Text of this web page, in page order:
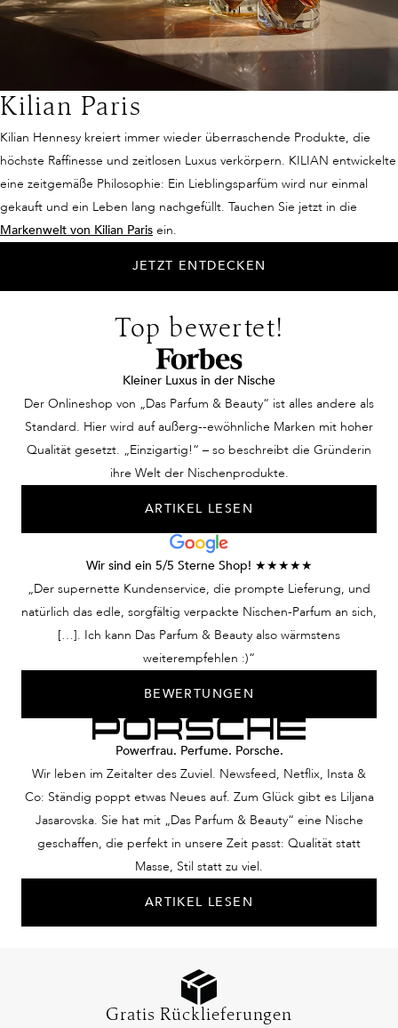
Kilian Paris
Kilian Hennesy kreiert immer wieder überraschende Produkte, die
höchste Raffinesse und zeitlosen Luxus verkörpern. KILIAN entwickelte
eine zeitgemäße Philosophie: Ein Lieblingsparfüm wird nur einmal
gekauft und ein Leben lang nachgefüllt. Tauchen Sie jetzt in die
Markenwelt von Kilian Paris ein.
JETZT ENTDECKEN
Top bewertet!
Kleiner Luxus in der Nische
Der Onlineshop von „Das Parfum & Beauty“ ist alles andere als
Standard. Hier wird auf außerg--ewöhnliche Marken mit hoher
Qualität gesetzt. „Einzigartig!“ – so beschreibt die Gründerin
ihre Welt der Nischenprodukte.
ARTIKEL LESEN
Wir sind ein 5/5 Sterne Shop! ★★★★★
„Der supernette Kundenservice, die prompte Lieferung, und
natürlich das edle, sorgfältig verpackte Nischen-Parfum an sich,
[…]. Ich kann Das Parfum & Beauty also wärmstens
weiterempfehlen :)“
BEWERTUNGEN
Powerfrau. Perfume. Porsche.
Wir leben im Zeitalter des Zuviel. Newsfeed, Netflix, Insta &
Co: Ständig poppt etwas Neues auf. Zum Glück gibt es Liljana
Jasarovska. Sie hat mit „Das Parfum & Beauty“ eine Nische
geschaffen, die perfekt in unsere Zeit passt: Qualität statt
Masse, Stil statt zu viel.
ARTIKEL LESEN
Gratis Rücklieferungen